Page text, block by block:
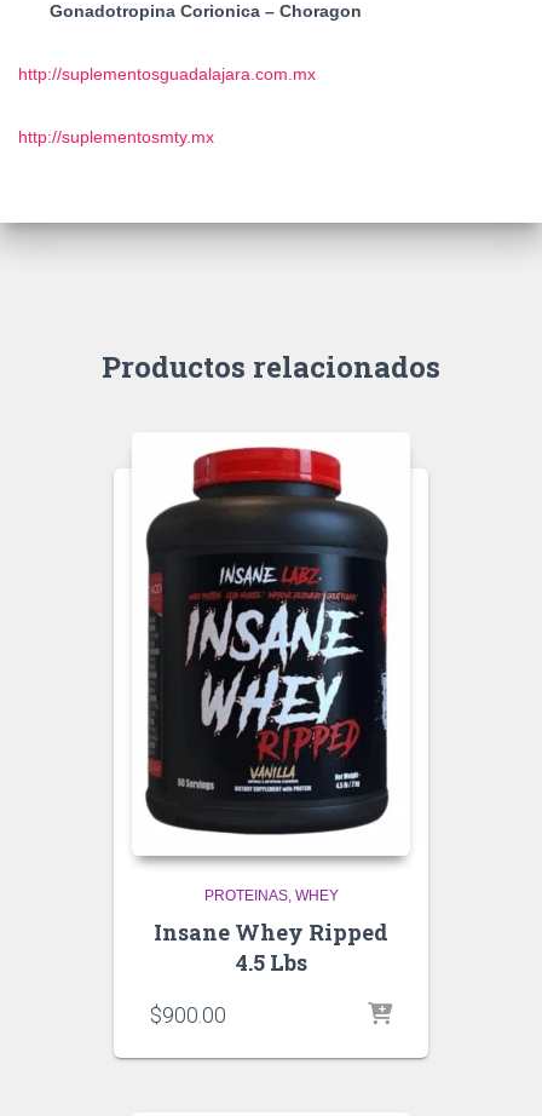
Gonadotropina Corionica – Choragon
http://suplementosguadalajara.com.mx
http://suplementosmty.mx
Productos relacionados
PROTEINAS WHEY
Insane Whey Ripped
4.5 Lbs
$900.00